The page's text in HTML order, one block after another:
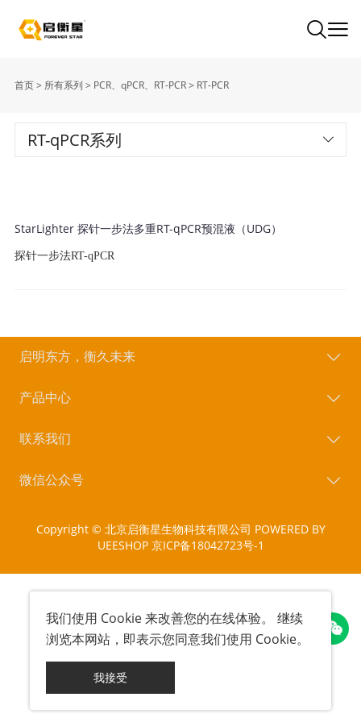
首页> 所有系列 > PCR、qPCR、RT-PCR> RT-PCR
RT-qPCR系列
StarLighter 探针一步法多重RT-qPCR预混液（UDG）
探针一步法RT-qPCR
启明东方，衡久未来
产品中心
联系我们
微信公众号
Copyright © 北京启衡星生物科技有限公司 POWERED BY
UEESHOP 京ICP备18042723号-1
我们使用 Cookie来改善您的在线体验。 继续
浏览本网站，即表示您同意我们使用 Cookie。